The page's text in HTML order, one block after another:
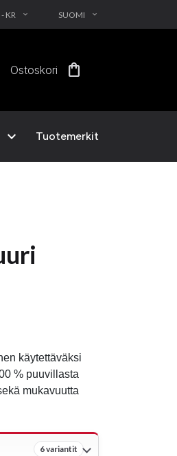
KR EXPAND_MORE SUOMI EXPAND_MORE
Ostoskori shopping_bag
expand_more Tuotemerkit
käytettäväksi
% puuvillasta
mukavuutta
6 variantit